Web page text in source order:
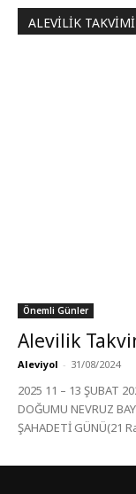
ALEVILIK TAKVIMI
Önemli Günler
Alevilik
Aleviyol - 31/08/2024
2025 11 – 13 ŞUBAT
DOĞUMU NEVRUZ
ŞAHADETİ GÜNÜ(21